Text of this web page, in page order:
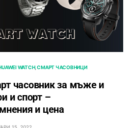
WATCH СМАРТ ЧАСОВНИЦИ
часовник за мъже и
и спорт –
и цена